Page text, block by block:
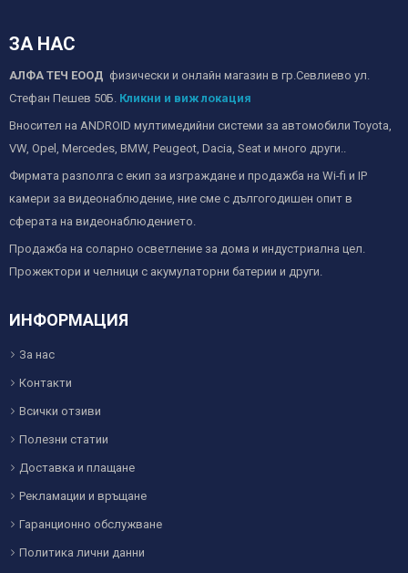
ЗА НАС
АЛФА ТЕЧ ЕООД физически и онлайн магазин в гр.Севлиево ул.
Стефан Пешев 50Б. Кликни и виж локация
Вносител на ANDROID мултимедийни системи за автомобили Toyota,
VW, Opel, Mercedes, BMW, Peugeot, Dacia, Seat и много други..
Фирмата разполга с екип за изграждане и продажба на Wi-fi и IP
камери за видеонаблюдение, ние сме с дългогодишен опит в
сферата на видеонаблюдението.
Продажба на соларно осветление за дома и индустриална цел.
Прожектори и челници с акумулаторни батерии и други.
ИНФОРМАЦИЯ
За нас
Контакти
Всички отзиви
Полезни статии
Доставка и плащане
Рекламации и връщане
Гаранционно обслужване
Политика лични данни